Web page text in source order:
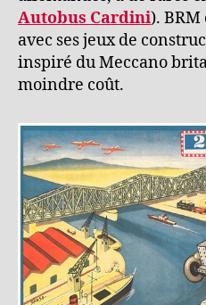
Autobus Cardini).
avec ses jeux de
inspiré du Meccano
moindre coût.